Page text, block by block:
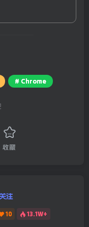
，累计病例达
美方做法违反世贸
故，致6人死亡，均
以色列目标和美军
能成为坚固的混凝
物。这告诉我们：
决定人生的高度。
# Chrome
收藏
关注
10 13.1W+